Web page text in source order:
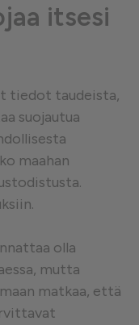
itsesi
tiedot taudeista,
suojautua
maahan
olla
mutta
matkaa, että